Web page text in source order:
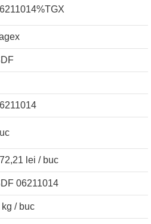
lei / buc
06211014
kg / buc